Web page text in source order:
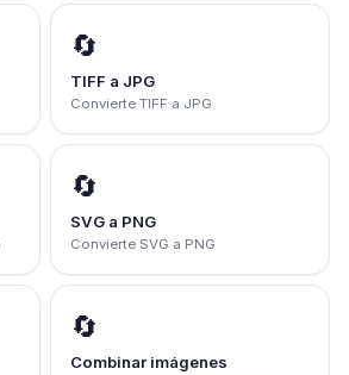
🔄
TIFF a JPG
Convierte TIFF a JPG
🔄
SVG a PNG
Convierte SVG a PNG
🔄
Combinar imágenes